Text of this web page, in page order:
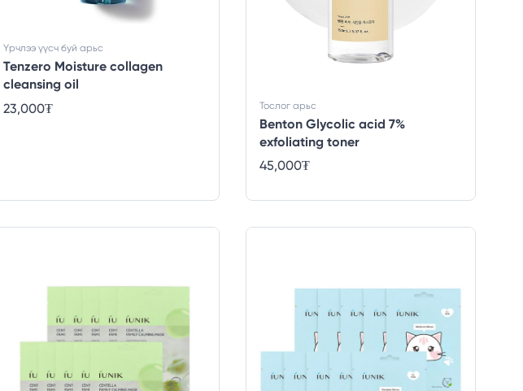
Tenzero Moisture collagen
cleansing oil
Үрчлээ үүсч буй арьс
23,000₮
Benton Glycolic acid 7%
exfoliating toner
Тослог арьс
45,000₮